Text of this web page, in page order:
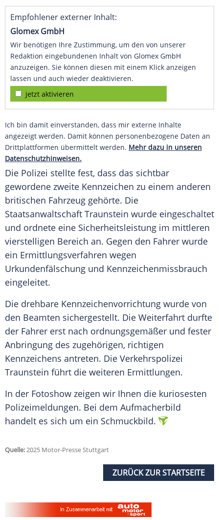
Empfohlener externer Inhalt:
Glomex GmbH
Wir benötigen Ihre Zustimmung, um den von unserer
Redaktion eingebundenen Inhalt von Glomex GmbH
anzuzeigen. Sie können diesen mit einem Klick anzeigen
lassen und auch wieder deaktivieren.
jetzt aktivieren
Ich bin damit einverstanden, dass mir externe Inhalte
angezeigt werden. Damit können personenbezogene Daten an
Drittplattformen übermittelt werden. Mehr dazu in unseren
Datenschutzhinweisen.
Die Polizei stellte fest, dass das sichtbar
gewordene zweite Kennzeichen zu einem anderen
britischen Fahrzeug gehörte. Die
Staatsanwaltschaft Traunstein wurde eingeschaltet
und ordnete eine Sicherheitsleistung im mittleren
vierstelligen Bereich an. Gegen den Fahrer wurde
ein Ermittlungsverfahren wegen
Urkundenfälschung und Kennzeichenmissbrauch
eingeleitet.
Die drehbare Kennzeichenvorrichtung wurde von
den Beamten sichergestellt. Die Weiterfahrt durfte
der Fahrer erst nach ordnungsgemäßer und fester
Anbringung des zugehörigen, richtigen
Kennzeichens antreten. Die Verkehrspolizei
Traunstein führt die weiteren Ermittlungen.
In der Fotoshow zeigen wir Ihnen die kuriosesten
Polizeimeldungen. Bei dem Aufmacherbild
handelt es sich um ein Schmuckbild.
Quelle:2025 Motor-Presse Stuttgart
ZURÜCK ZUR STARTSEITE